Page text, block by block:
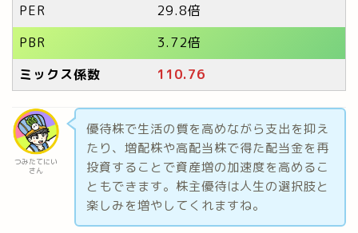
PER
29.8倍
PBR
3.72倍
ミックス係数
110.76
つみたてにい
さん
優待株で生活の質を高めながら支出を抑え
たり、増配株や高配当株で得た配当金を再
投資することで資産増の加速度を高めるこ
ともできます。株主優待は人生の選択肢と
楽しみを増やしてくれますね。